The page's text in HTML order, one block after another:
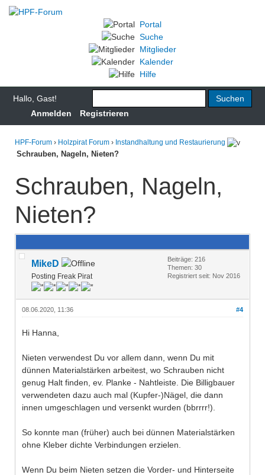
Portal
Suche
Mitglieder
Kalender
Hilfe
Hallo, Gast!
Anmelden
Registrieren
HPF-Forum › Holzpirat Forum › Instandhaltung und Restaurierung
Schrauben, Nageln, Nieten?
Schrauben, Nageln,
Nieten?
MikeD
Posting Freak Pirat
Beiträge: 216
Themen: 30
Registriert seit: Nov 2016
#4
08.06.2020, 11:36
Hi Hanna,
Nieten verwendest Du vor allem dann, wenn Du mit
dünnen Materialstärken arbeitest, wo Schrauben nicht
genug Halt finden, ev. Planke - Nahtleiste. Die Billigbauer
verwendeten dazu auch mal (Kupfer-)Nägel, die dann
innen umgeschlagen und versenkt wurden (bbrrrr!).
So konnte man (früher) auch bei dünnen Materialstärken
ohne Kleber dichte Verbindungen erzielen.
Wenn Du beim Nieten setzen die Vorder- und Hinterseite